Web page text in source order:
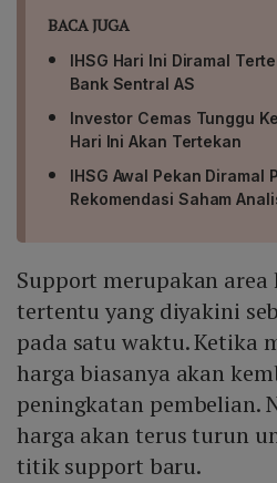
BACA JUGA
IHSG Hari Ini Diramal
Bank Sentral AS
Investor Cemas Tunggu
Hari Ini Akan Tertekan
IHSG Awal Pekan Diramal
Rekomendasi Saham
Support merupakan area
tertentu yang diyakini
pada satu waktu. Ketika
harga biasanya akan
peningkatan pembelian.
harga akan terus turun
titik support baru.